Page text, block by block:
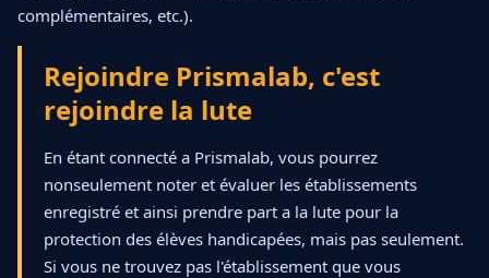
complémentaires, etc.).
Rejoindre Prismalab, c'est
rejoindre la lute
En étant connecté a Prismalab, vous pourrez
nonseulement noter et évaluer les établissements
enregistré et ainsi prendre part a la lute pour la
protection des élèves handicapées, mais pas seulement.
Si vous ne trouvez pas l'établissement que vous